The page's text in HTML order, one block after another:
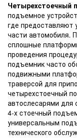
Четырехстоечный
подъемное
где предоставляют
части автомобиля.
сплошные
проведения
подъемник часто
подвижными
траверсой для
четырехстоечный
автослесарями для
4-х стоечный
универсальным
технического